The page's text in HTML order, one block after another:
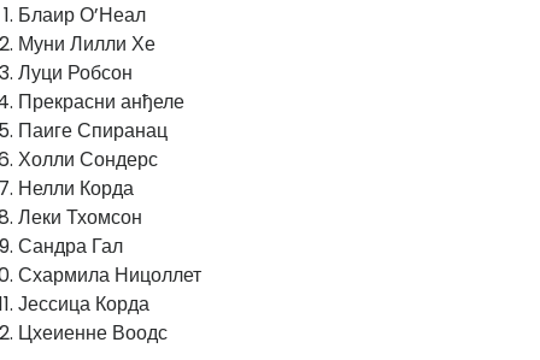
Блаир О’Неал
Муни Лилли Хе
Луци Робсон
Прекрасни анђеле
Паиге Спиранац
Холли Сондерс
Нелли Корда
Леки Тхомсон
Сандра Гал
Схармила Ницоллет
Јессица Корда
Цхеиенне Воодс